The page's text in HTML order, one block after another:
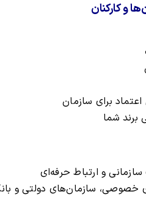
و کارکنان
برای سازمان
برند شما
و ارتباط حرفه‌ای